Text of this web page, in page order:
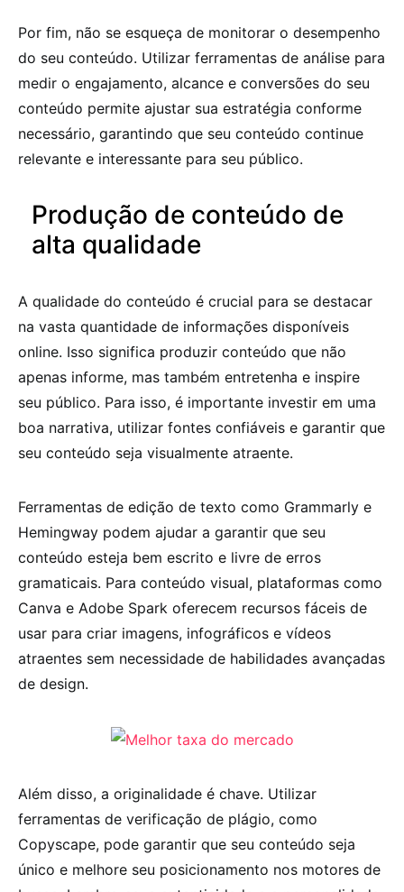
Por fim, não se esqueça de monitorar o desempenho
do seu conteúdo. Utilizar ferramentas de análise para
medir o engajamento, alcance e conversões do seu
conteúdo permite ajustar sua estratégia conforme
necessário, garantindo que seu conteúdo continue
relevante e interessante para seu público.
Produção de conteúdo de
alta qualidade
A qualidade do conteúdo é crucial para se destacar
na vasta quantidade de informações disponíveis
online. Isso significa produzir conteúdo que não
apenas informe, mas também entretenha e inspire
seu público. Para isso, é importante investir em uma
boa narrativa, utilizar fontes confiáveis e garantir que
seu conteúdo seja visualmente atraente.
Ferramentas de edição de texto como Grammarly e
Hemingway podem ajudar a garantir que seu
conteúdo esteja bem escrito e livre de erros
gramaticais. Para conteúdo visual, plataformas como
Canva e Adobe Spark oferecem recursos fáceis de
usar para criar imagens, infográficos e vídeos
atraentes sem necessidade de habilidades avançadas
de design.
Além disso, a originalidade é chave. Utilizar
ferramentas de verificação de plágio, como
Copyscape, pode garantir que seu conteúdo seja
único e melhore seu posicionamento nos motores de